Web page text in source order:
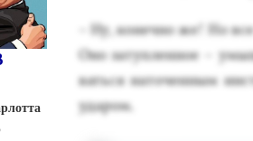
– Ну, ко­неч­но же! Но
Оно за­туп­ленное –
вать­ся на­точен­ным
уда­ром.